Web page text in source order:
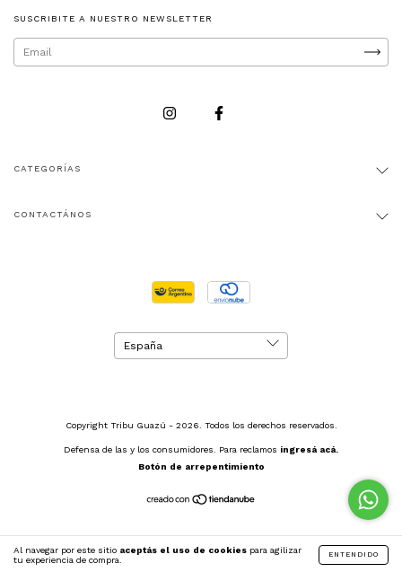
Al navegar por este sitio aceptás el uso de cookies para agilizar
tu experiencia de compra.
ENTENDIDO
SUSCRIBITE A NUESTRO NEWSLETTER
CATEGORÍAS
CONTACTÁNOS
Copyright Tribu Guazú - 2026. Todos los derechos reservados.
Defensa de las y los consumidores. Para reclamos ingresá acá.
Botón de arrepentimiento